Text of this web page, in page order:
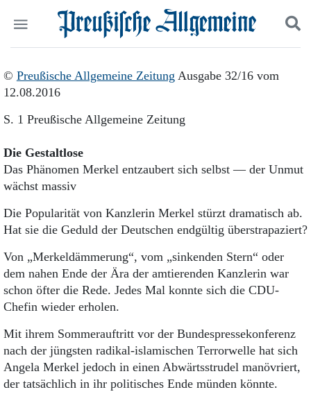
Start
Wer wir sind
Aktuelle Ausgabe
Abonnenten-Login
Abonnent werden
Abo Prämien
Archiv
Mediadaten
Politik
Panorama
Geschichte
Berlin-Brandenburg
Schlesien
Danzig und Westpreußen
Bücher
Suchen und finden
© Preußische Allgemeine Zeitung Ausgabe 32/16 vom
12.08.2016
S. 1 Preußische Allgemeine Zeitung
Die Gestaltlose
Das Phänomen Merkel entzaubert sich selbst — der Unmut
wächst massiv
Die Popularität von Kanzlerin Merkel stürzt dramatisch ab.
Hat sie die Geduld der Deutschen endgültig überstrapaziert?
Von „Merkeldämmerung“, vom „sinkenden Stern“ oder
dem nahen Ende der Ära der amtierenden Kanzlerin war
schon öfter die Rede. Jedes Mal konnte sich die CDU-
Chefin wieder erholen.
Mit ihrem Sommerauftritt vor der Bundespressekonferenz
nach der jüngsten radikal-islamischen Terrorwelle hat sich
Angela Merkel jedoch in einen Abwärtsstrudel manövriert,
der tatsächlich in ihr politisches Ende münden könnte.